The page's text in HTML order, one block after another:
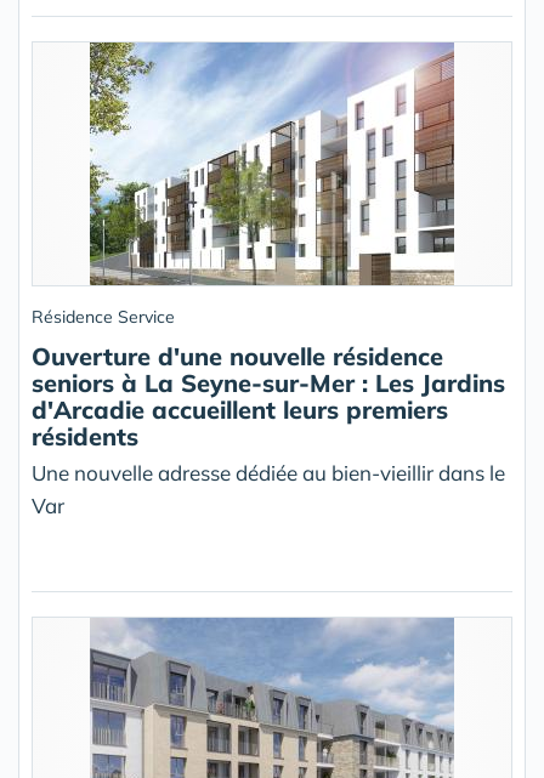
Résidence Service
Ouverture d'une nouvelle résidence
seniors à La Seyne-sur-Mer : Les Jardins
d'Arcadie accueillent leurs premiers
résidents
Une nouvelle adresse dédiée au bien-vieillir dans le
Var